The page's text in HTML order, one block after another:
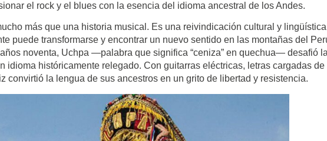
el rock y el blues con la esencia del idioma ancestral de los Andes.
más que una historia musical. Es una reivindicación cultural y
puede transformarse y encontrar un nuevo sentido en las montañas del
noventa, Uchpa —palabra que significa “ceniza” en quechua— desafió
idioma históricamente relegado. Con guitarras eléctricas, letras cargadas de
convirtió la lengua de sus ancestros en un grito de libertad y resistencia.